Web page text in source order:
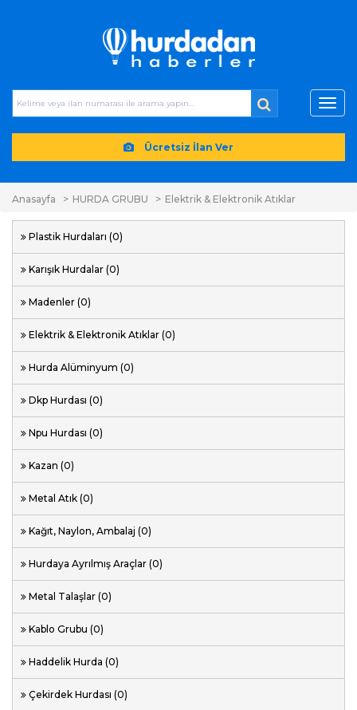
Ücretsiz İlan Ver
Anasayfa HURDA GRUBU Elektrik & Elektronik Atıklar
Plastik Hurdaları (0)
Karışık Hurdalar (0)
Madenler (0)
Elektrik & Elektronik Atıklar (0)
Hurda Alüminyum (0)
Dkp Hurdası (0)
Npu Hurdası (0)
Kazan (0)
Metal Atık (0)
Kağıt, Naylon, Ambalaj (0)
Hurdaya Ayrılmış Araçlar (0)
Metal Talaşlar (0)
Kablo Grubu (0)
Haddelik Hurda (0)
Çekirdek Hurdası (0)